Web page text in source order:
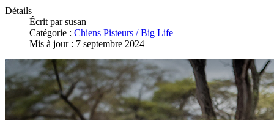
Détails
Écrit parsusan
Catégorie : Chiens Pisteurs / Big Life
Mis à jour : 7 septembre 2024